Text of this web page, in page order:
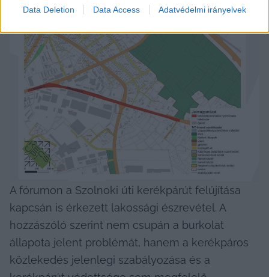
Data Deletion Data Access Adatvédelmi irányelvek
A fórumon a Szolnoki úti kerékpárút felújítása
kapcsán is érkezett lakossági észrevétel. A
hozzászóló szerint nem csupán a burkolat
állapota jelent problémát, hanem a kerékpáros
közlekedés jelenlegi szabályozása és a